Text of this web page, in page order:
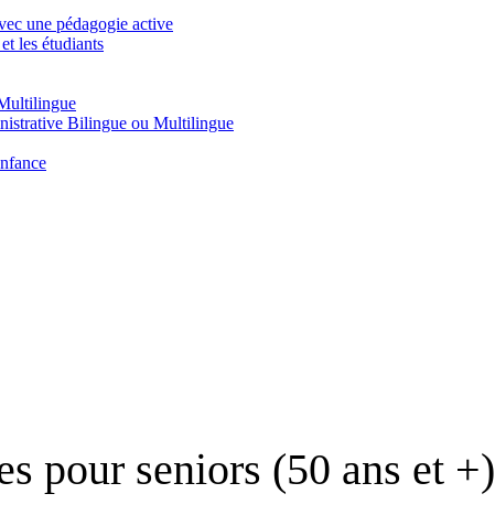
une pédagogie active
les étudiants
Bilingue ou Multilingue
pour seniors (50 ans et +)